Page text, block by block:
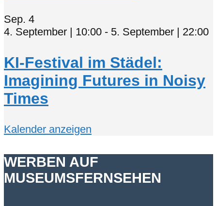
Sep. 4
4. September | 10:00 - 5. September | 22:00
KI-Festival im Städel:
Imagining Futures in Noisy
Times
Kalender anzeigen
WERBEN AUF
MUSEUMSFERNSEHEN